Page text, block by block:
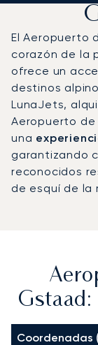
El Aeropuerto
corazón de la
ofrece un
destinos
LunaJets,
Aeropuerto
una
garantizando
reconocidos
de esquí de la
Gstaad:
Coordenadas